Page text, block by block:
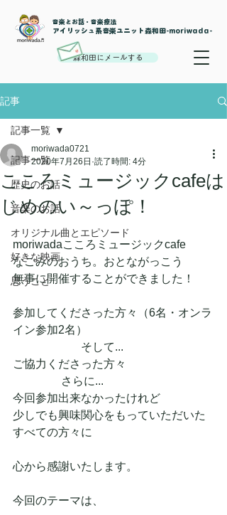
音楽とお話・音楽療法
​アイリッシュ系音楽ユニット森和田-moriwada-
森和田にメールする
記事
記事一覧
歴史のお話
音楽のお話
オリジナル曲とエピソード
好きな映画
思うこと
記事一覧
こころミュージックcafeは
じめのい～っぽ！
moriwada0721
2020年7月26日 読了時間: 4分
moriwadaこころミュージックcafe
なごみのおうち。おとながっこう
無事に開催することができました！
参加してくださった方々（6名・オンラ
イン参加2名）
そして...
ご協力くださった方々
                 さらに...
今回参加出来なかったけれど
少しでも興味関心をもっていただいた
すべての方々に
心から感謝いたします。
今回のテーマは、